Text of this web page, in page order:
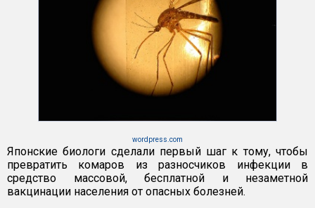
wordpress.com
Японские биологи сделали первый шаг к тому, чтобы
превратить комаров из разносчиков инфекции в
средство массовой, бесплатной и незаметной
вакцинации населения от опасных болезней.